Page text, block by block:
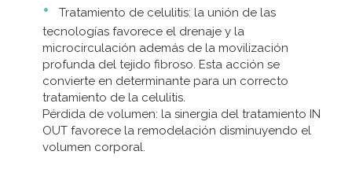
Tratamiento de celulitis: la unión de las
tecnologías favorece el drenaje y la
microcirculación además de la movilización
profunda del tejido fibroso. Esta acción se
convierte en determinante para un correcto
tratamiento de la celulitis.
Pérdida de volumen: la sinergia del tratamiento IN
OUT favorece la remodelación disminuyendo el
volumen corporal.